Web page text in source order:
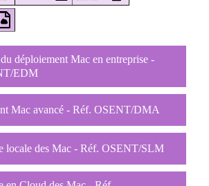
déploiement Mac en entreprise -
EDM
Mac avancé - Réf. OSENT/DMA
locale des Mac - Réf. OSENT/SLM